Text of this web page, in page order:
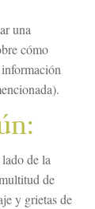
una
cómo
de la
de
y grietas de